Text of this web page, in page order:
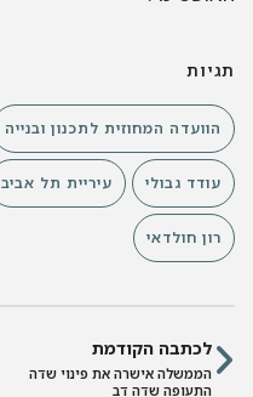
תגיות
הוועדה המחוזית לתכנון ובנייה
עודד גבולי עיריית תל אביב
רון חולדאי
לכתבה הקודמת
הממשלה אישרה את פינוי שדה
התעופה שדה דב